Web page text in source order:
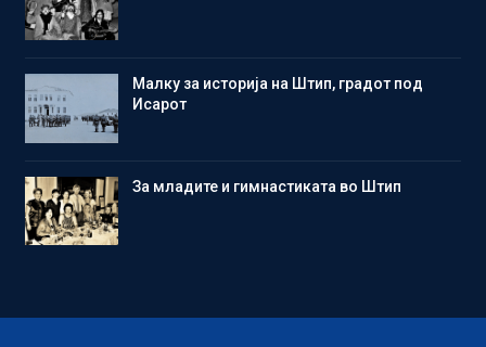
Малку за историја на Штип, градот под
Исарот
Зa младите и гимнастиката во Штип